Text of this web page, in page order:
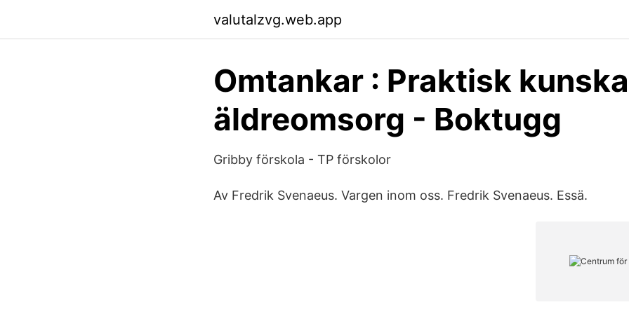
valutalzvg.web.app
Omtankar : Praktisk
äldreomsorg - Boktugg
Gribby förskola - TP förskolor
Av Fredrik Svenaeus. Vargen inom oss. Fredrik Svenaeus. Essä.